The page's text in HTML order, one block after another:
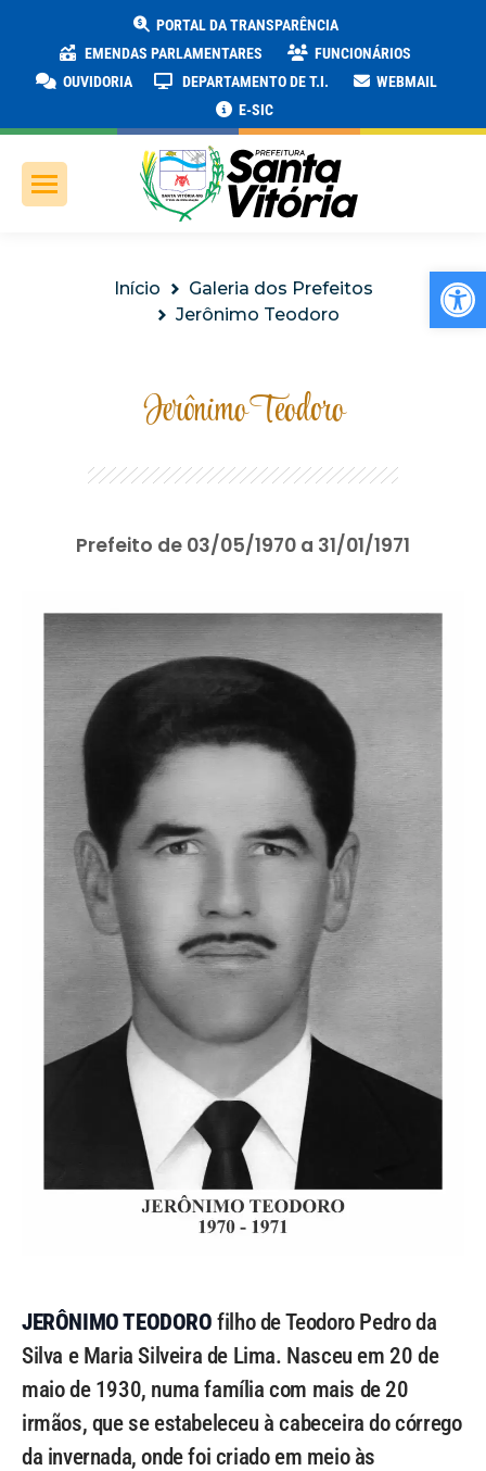
PORTAL DA TRANSPARÊNCIA
EMENDAS PARLAMENTARES
FUNCIONÁRIOS
OUVIDORIA
DEPARTAMENTO DE T.I.
WEBMAIL
E-SIC
Você está aqui:
Início
Galeria dos Prefeitos
Jerônimo Teodoro
Jerônimo Teodoro
Prefeito de 03/05/1970 a 31/01/1971
JERÔNIMO TEODORO filho de Teodoro Pedro da
Silva e Maria Silveira de Lima. Nasceu em 20 de
maio de 1930, numa família com mais de 20
irmãos, que se estabeleceu à cabeceira do córrego
da invernada, onde foi criado em meio às